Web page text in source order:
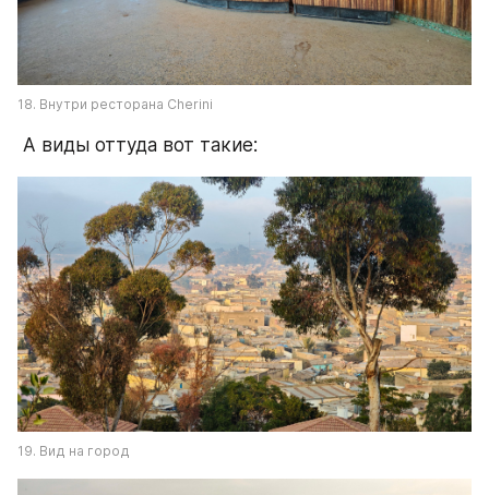
18. Внутри ресторана Cherini
А виды оттуда вот такие:
19. Вид на город